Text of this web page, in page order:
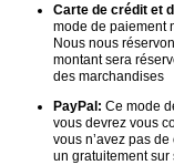
Carte de crédit et
mode de paiement
Nous nous
montant sera
des marchandises
PayPal: Ce mode
vous devrez vous
vous n’avez pas
un gratuitement sur